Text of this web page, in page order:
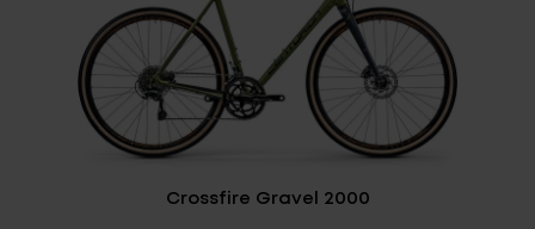
Crossfire Gravel 2000